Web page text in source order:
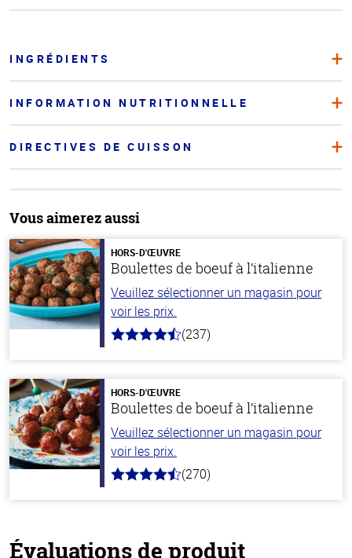
INGRÉDIENTS
INFORMATION NUTRITIONNELLE
DIRECTIVES DE CUISSON
Vous aimerez aussi
HORS-D'ŒUVRE
Boulettes de boeuf à l’italienne
Veuillez sélectionner un magasin pour
voir les prix.
4.6
stars
(237)
HORS-D'ŒUVRE
Boulettes de boeuf à l’italienne
Veuillez sélectionner un magasin pour
voir les prix.
4.5
(270)
Évaluations de produit